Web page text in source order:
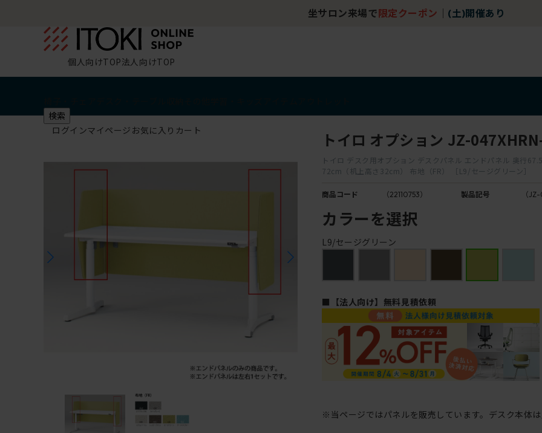
坐サロン来場で 限定クーポン (土)開催あり
個人向けTOP法人向けTOP
検索
ログインマイページ お気に入り カート トイロ オプション JZ-
トイロ デスク用オプション デスクパネル エンドパネル 奥行
72cm（机上高さ32cm） 布地（FR） ［L9/セージグリーン］
商品コード （22110753） 製品記号 （
カラーを選択
L9/セージグリーン
■【法人向け】無料見積依頼
※当ページではパネルを販売しています。デスク本体